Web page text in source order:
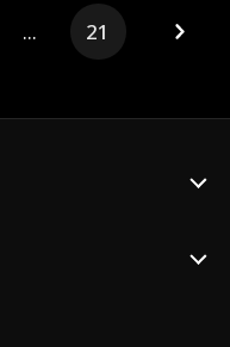
yeraltı dünyasında
bir örgütle
yeteneklerini
... 21